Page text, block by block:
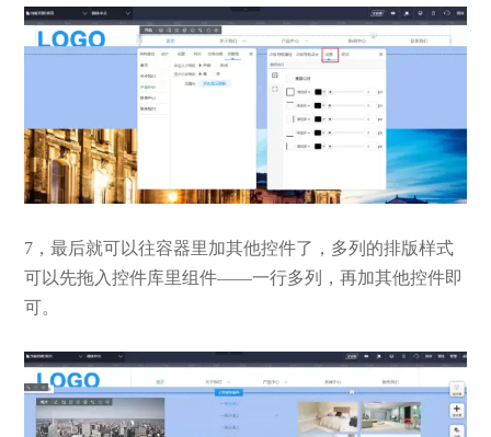
7，最后就可以往容器里加其他控件了，多列的排版样式
可以先拖入控件库里组件——一行多列，再加其他控件即
可。